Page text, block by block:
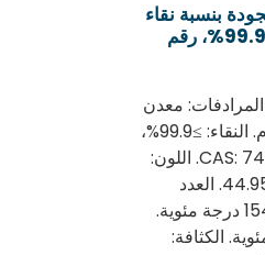
بنسبة نقاء
تتراوح بين 99.9% و99.9999%، رقم
المرادفات: معدن
السكانديوم، كتلة السكانديوم. النقاء: ≥99.9%،
99.9999%. رقم CAS: 7440-20-2. اللون:
أبيض فضي. عدد الذرات: 44.956. العدد
الذري: 21. نقطة الانصهار: 1541 درجة مئوية.
درجة مئوية. الكثافة: